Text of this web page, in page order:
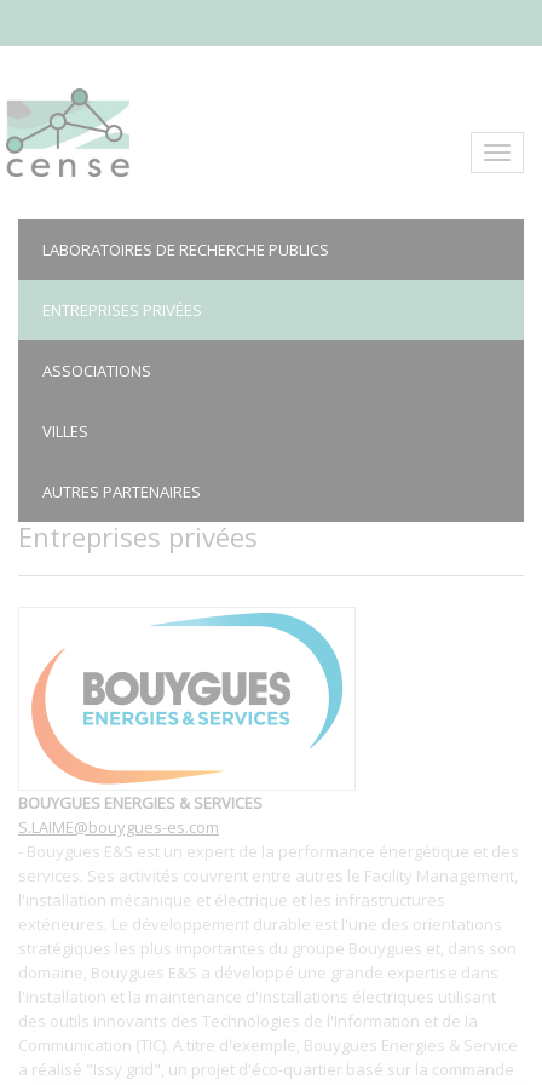
LABORATOIRES DE RECHERCHE PUBLICS
ENTREPRISES PRIVÉES
ASSOCIATIONS
VILLES
AUTRES PARTENAIRES
Entreprises privées
BOUYGUES ENERGIES & SERVICES
S.LAIME@bouygues-es.com
- Bouygues E&S est un expert de la performance énergétique et des
services. Ses activités couvrent entre autres le Facility Management,
l'installation mécanique et électrique et les infrastructures
extérieures. Le développement durable est l'une des orientations
stratégiques les plus importantes du groupe Bouygues et, dans son
domaine, Bouygues E&S a développé une grande expertise dans
l'installation et la maintenance d'installations électriques utilisant
des outils innovants des Technologies de l'Information et de la
Communication (TIC). A titre d'exemple, Bouygues Energies & Service
a réalisé "Issy grid", un projet d'éco-quartier basé sur la commande